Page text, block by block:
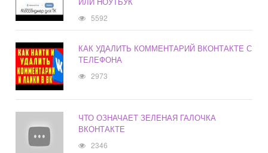
5592
КАК УДАЛИТЬ КОММЕНТАРИЙ ВКОНТАКТЕ С
ТЕЛЕФОНА
2973
ЧТО ОЗНАЧАЕТ ЗЕЛЕНАЯ ГАЛОЧКА
ВКОНТАКТЕ
2346